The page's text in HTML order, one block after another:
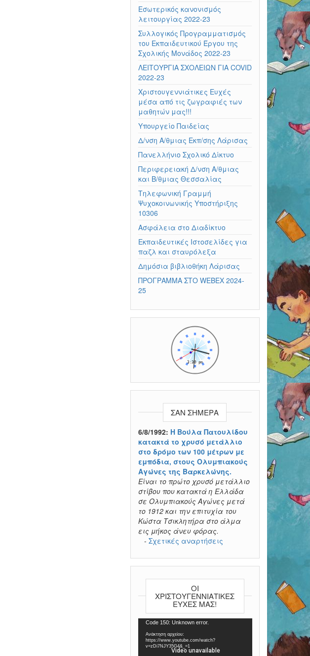
Εσωτερικός κανονισμός
λειτουργίας 2022-23
Συλλογικός Προγραμματισμός
του Εκπαιδευτικού Έργου της
Σχολικής Μονάδος 2022-23
ΛΕΙΤΟΥΡΓΙΑ ΣΧΟΛΕΙΩΝ ΓΙΑ COVID
2022-23
Χριστουγεννιάτικες Ευχές
μέσα από τις ζωγραφιές των
μαθητών μας!!!
Υπουργείο Παιδείας
Δ/νση Α/θμιας Εκπ/σης Λάρισας
Πανελλήνιο Σχολικό Δίκτυο
Περιφερειακή Δ/νση Α/θμιας
και Β/θμιας Θεσσαλίας
Τηλεφωνική Γραμμή
Ψυχοκοινωνικής Υποστήριξης
10306
Ασφάλεια στο Διαδίκτυο
Εκπαιδευτικές Ιστοσελίδες για
παζλ και σταυρόλεξα
Δημόσια βιβλιοθήκη Λάρισας
ΠΡΟΓΡΑΜΜΑ ΣΤΟ WEBEX 2024-
25
ΣΑΝ ΣΉΜΕΡΑ
6/8/1992: Η Βούλα Πατουλίδου
κατακτά το χρυσό μετάλλιο
στο δρόμο των 100 μέτρων με
εμπόδια, στους Ολυμπιακούς
Αγώνες της Βαρκελώνης.
Είναι το πρώτο χρυσό μετάλλιο
στίβου που κατακτά η Ελλάδα
σε Ολυμπιακούς Αγώνες μετά
το 1912 και την επιτυχία του
Κώστα Τσικλητήρα στο άλμα
εις μήκος άνευ φόρας.
- Σχετικές αναρτήσεις
ΟΙ
ΧΡΙΣΤΟΥΓΕΝΝΙΆΤΙΚΕΣ
ΕΥΧΈΣ ΜΑΣ!
Πρόγραμμα
Αναπαραγωγής
Βίντεο
Code 150: Unknown error.
Ανάκτηση αρχείου:
https://www.youtube.com/watch?
v=zDi7NJY35G4&_=1